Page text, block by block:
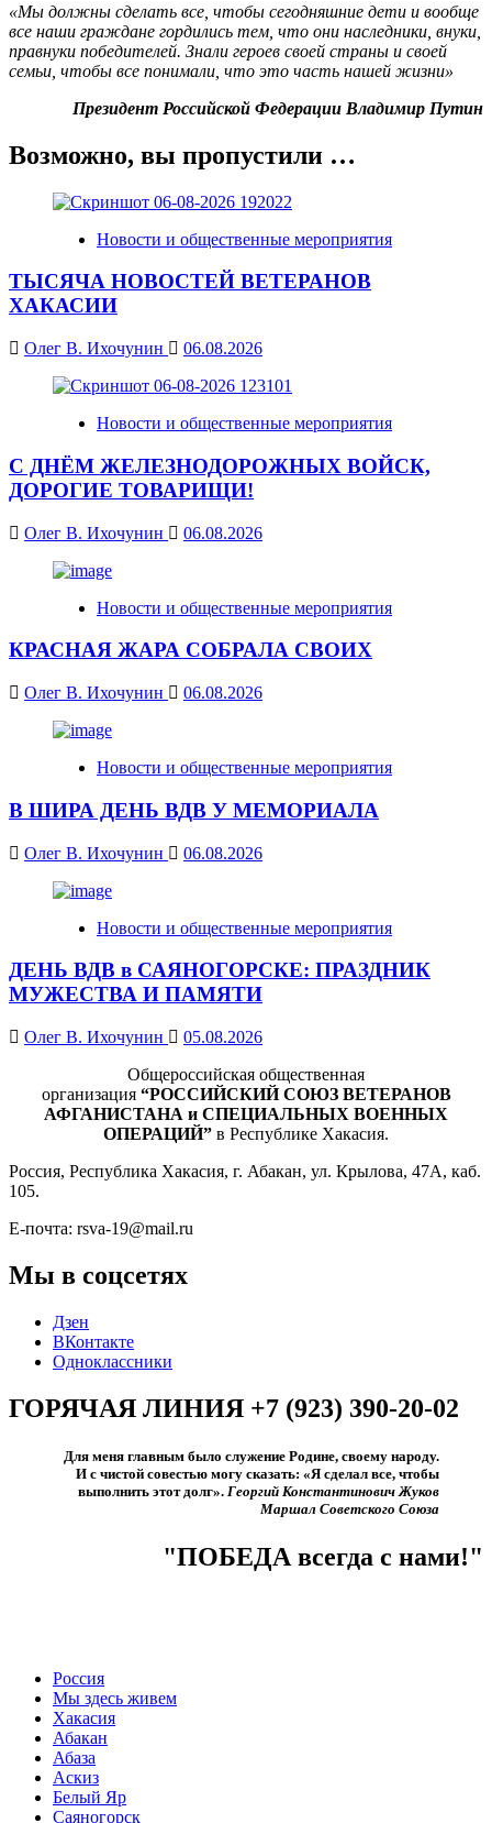
«Мы должны сделать все, чтобы сегодняшние дети и вообще
все наши граждане гордились тем, что они наследники, внуки,
правнуки победителей. Знали героев своей страны и своей
семьи, чтобы все понимали, что это часть нашей жизни»
Президент Российской Федерации Владимир Путин
Возможно, вы пропустили …
Новости и общественные мероприятия
ТЫСЯЧА НОВОСТЕЙ ВЕТЕРАНОВ
ХАКАСИИ
Олег В. Ихочунин 06.08.2026
Новости и общественные мероприятия
С ДНЁМ ЖЕЛЕЗНОДОРОЖНЫХ ВОЙСК,
ДОРОГИЕ ТОВАРИЩИ!
Олег В. Ихочунин 06.08.2026
Новости и общественные мероприятия
КРАСНАЯ ЖАРА СОБРАЛА СВОИХ
Олег В. Ихочунин 06.08.2026
Новости и общественные мероприятия
В ШИРА ДЕНЬ ВДВ У МЕМОРИАЛА
Олег В. Ихочунин 06.08.2026
Новости и общественные мероприятия
ДЕНЬ ВДВ в САЯНОГОРСКЕ: ПРАЗДНИК
МУЖЕСТВА И ПАМЯТИ
Олег В. Ихочунин
05.08.2026
Общероссийская общественная
организация “РОССИЙСКИЙ СОЮЗ ВЕТЕРАНОВ
АФГАНИСТАНА и СПЕЦИАЛЬНЫХ ВОЕННЫХ
ОПЕРАЦИЙ” в Республике Хакасия.
Россия, Республика Хакасия, г. Абакан, ул. Крылова, 47А, каб.
105.
Е-почта: rsva-19@mail.ru
Мы в соцсетях
Дзен
ВКонтакте
Одноклассники
ГОРЯЧАЯ ЛИНИЯ +7 (923) 390-20-02
Для меня главным было служение Родине, своему народу.
И с чистой совестью могу сказать: «Я сделал все, чтобы
выполнить этот долг».​ Георгий Константинович Жуков
Маршал Советского Союза
"ПОБЕДА всегда с нами!"
Россия
Мы здесь живем
Хакасия
Абакан
Абаза
Аскиз
Белый Яр
Саяногорск